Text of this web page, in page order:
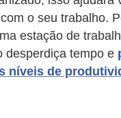
o seu trabalho.
estação de
desperdiça tempo e
níveis de